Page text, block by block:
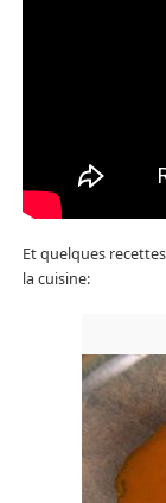
Et quelques
la cuisine: